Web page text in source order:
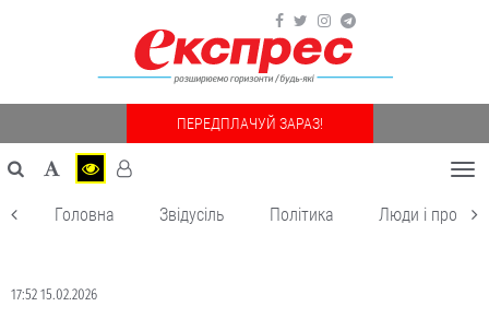
ПЕРЕДПЛАЧУЙ ЗАРАЗ!
Головна Звідусіль Політика Люди і
17:52 15.02.2026